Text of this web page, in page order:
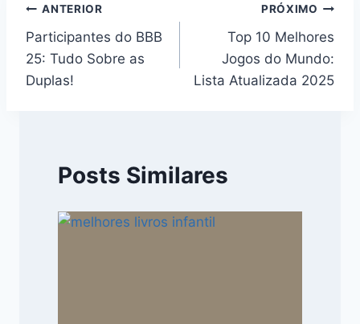
Navegação
de
Post
ANTERIOR
Participantes do BBB
25: Tudo Sobre as
Duplas!
PRÓXIMO
Top 10 Melhores
Jogos do Mundo:
Lista Atualizada 2025
Posts Similares